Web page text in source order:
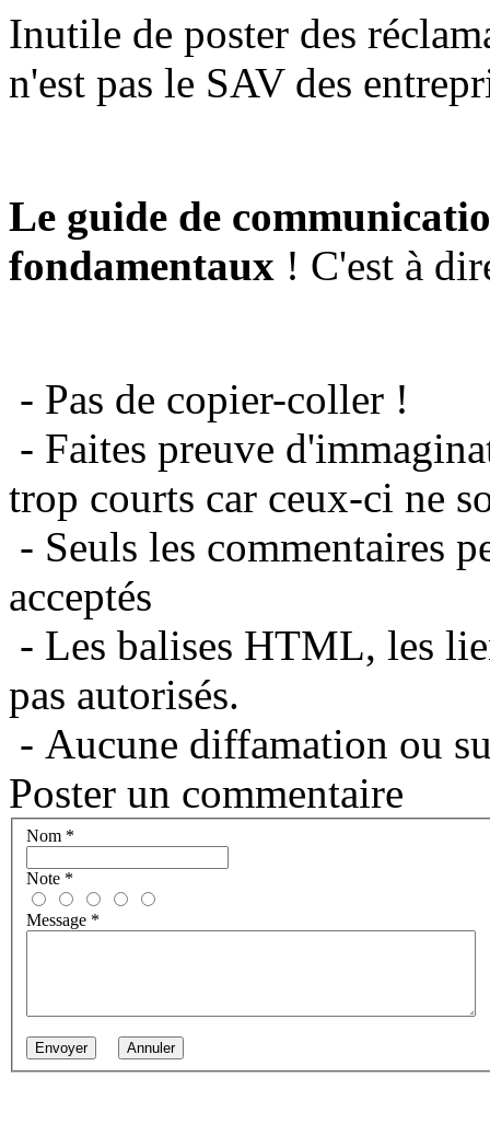
Inutile de poster des
n'est pas le SAV des
Le guide de
fondamentaux ! C'est à
- Pas de copier-coller !
- Faites preuve
trop courts car ceux-ci ne
- Seuls les commentaires
acceptés
- Les balises HTML, les
pas autorisés.
- Aucune diffamation ou
Poster un commentaire
Nom *
Note *
Message *